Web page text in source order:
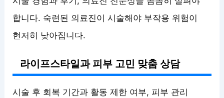
합니다. 숙련된 의료진이 시술해야 부작용 위험이
현저히 낮아집니다.
라이프스타일과 피부 고민 맞춤 상담
시술 후 회복 기간과 활동 제한 여부, 피부 관리